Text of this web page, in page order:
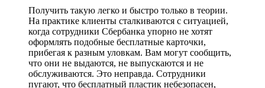
Получить такую легко и быстро только в теории.
На практике клиенты сталкиваются с ситуацией,
когда сотрудники Сбербанка упорно не хотят
оформлять подобные бесплатные карточки,
прибегая к разным уловкам. Вам могут сообщить,
что они не выдаются, не выпускаются и не
обслуживаются. Это неправда. Сотрудники
пугают, что бесплатный пластик небезопасен,